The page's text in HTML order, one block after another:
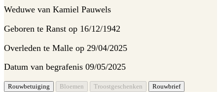
Weduwe van Kamiel Pauwels
Geboren te Ranst op 16/12/1942
Overleden te Malle op 29/04/2025
Datum van begrafenis 09/05/2025